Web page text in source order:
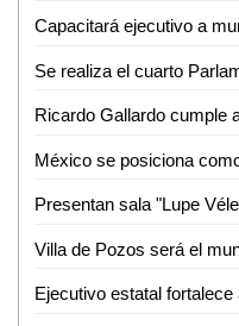
Capacitará ejecutivo a
Presentan sala "Lupe
Ejecutivo estatal